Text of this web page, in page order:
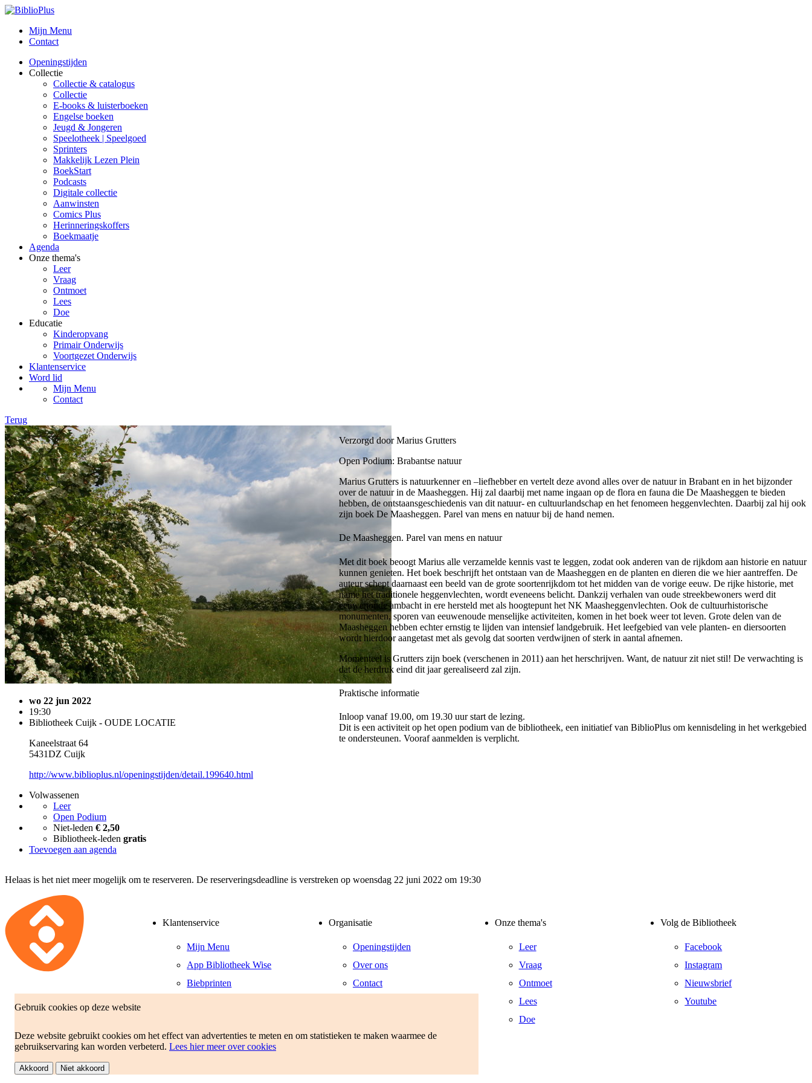
Gebruik cookies op deze website
Deze website gebruikt cookies om het effect van advertenties te meten en om statistieken te maken waarmee de
gebruikservaring kan worden verbeterd. Lees hier meer over cookies
Akkoord Niet akkoord
Mijn Menu
Contact
Openingstijden
Collectie
Collectie & catalogus
Collectie
E-books & luisterboeken
Engelse boeken
Jeugd & Jongeren
Speelotheek | Speelgoed
Sprinters
Makkelijk Lezen Plein
BoekStart
Podcasts
Digitale collectie
Aanwinsten
Comics Plus
Herinneringskoffers
Boekmaatje
Agenda
Onze thema's
Leer
Vraag
Ontmoet
Lees
Doe
Educatie
Kinderopvang
Primair Onderwijs
Voortgezet Onderwijs
Klantenservice
Word lid
Mijn Menu
Contact
Terug
wo 22 jun 2022
19:30
Bibliotheek Cuijk - OUDE LOCATIE
Kaneelstraat 64
5431DZ Cuijk
http://www.biblioplus.nl/openingstijden/detail.199640.html
Volwassenen
Leer
Open Podium
Niet-leden € 2,50
Bibliotheek-leden gratis
Toevoegen aan agenda
Verzorgd door Marius Grutters
Open Podium: Brabantse natuur
Marius Grutters is natuurkenner en –liefhebber en vertelt deze avond alles over de natuur in Brabant en in het bijzonder
over de natuur in de Maasheggen. Hij zal daarbij met name ingaan op de flora en fauna die De Maasheggen te bieden
hebben, de ontstaansgeschiedenis van dit natuur- en cultuurlandschap en het fenomeen heggenvlechten. Daarbij zal hij ook
zijn boek De Maasheggen. Parel van mens en natuur bij de hand nemen.
De Maasheggen. Parel van mens en natuur
Met dit boek beoogt Marius alle verzamelde kennis vast te leggen, zodat ook anderen van de rijkdom aan historie en natuur
kunnen genieten. Het boek beschrijft het ontstaan van de Maasheggen en de planten en dieren die we hier aantreffen. De
auteur schept daarnaast een beeld van de grote soortenrijkdom tot het midden van de vorige eeuw. De rijke historie, met
name het traditionele heggenvlechten, wordt eveneens belicht. Dankzij verhalen van oude streekbewoners werd dit
eeuwenoude ambacht in ere hersteld met als hoogtepunt het NK Maasheggenvlechten. Ook de cultuurhistorische
monumenten, sporen van eeuwenoude menselijke activiteiten, komen in het boek weer tot leven. Grote delen van de
Maasheggen hebben echter ernstig te lijden van intensief landgebruik. Het leefgebied van vele planten- en diersoorten
wordt hierdoor aangetast met als gevolg dat soorten verdwijnen of sterk in aantal afnemen.
Momenteel is Grutters zijn boek (verschenen in 2011) aan het herschrijven. Want, de natuur zit niet stil! De verwachting is
dat de herdruk eind dit jaar gerealiseerd zal zijn.
Praktische informatie
Inloop vanaf 19.00, om 19.30 uur start de lezing.
Dit is een activiteit op het open podium van de bibliotheek, een initiatief van BiblioPlus om kennisdeling in het werkgebied
te ondersteunen. Vooraf aanmelden is verplicht.
Helaas is het niet meer mogelijk om te reserveren. De reserveringsdeadline is verstreken op woensdag 22 juni 2022 om 19:30
Klantenservice
Mijn Menu
App Bibliotheek Wise
Biebprinten
Organisatie
Openingstijden
Over ons
Contact
Onze thema's
Leer
Vraag
Ontmoet
Lees
Doe
Volg de Bibliotheek
Facebook
Instagram
Nieuwsbrief
Youtube